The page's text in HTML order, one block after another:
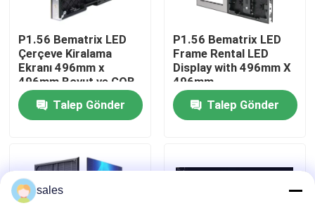
Evde
Ürün
VR Gösterisi
P1.56 Bematrix LED
Çerçeve Kiralama
Ekranı 496mm x
496mm Boyut ve GOB
Teknolojisi
Talep Gönder
P1.56 Bematrix LED
Frame Rental LED
Display with 496mm X
496mm
Talep Gönder
sales